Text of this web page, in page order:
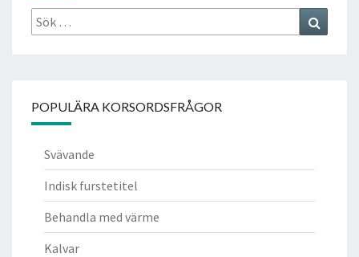
Sök
efter:
POPULÄRA KORSORDSFRÅGOR
Svävande
Indisk furstetitel
Behandla med värme
Kalvar